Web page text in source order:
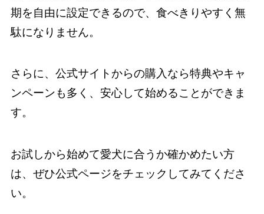
期を自由に設定できるので、食べきりやすく無
駄になりません。
さらに、公式サイトからの購入なら特典やキャ
ンペーンも多く、安心して始めることができま
す。
お試しから始めて愛犬に合うか確かめたい方
は、ぜひ公式ページをチェックしてみてくださ
い。